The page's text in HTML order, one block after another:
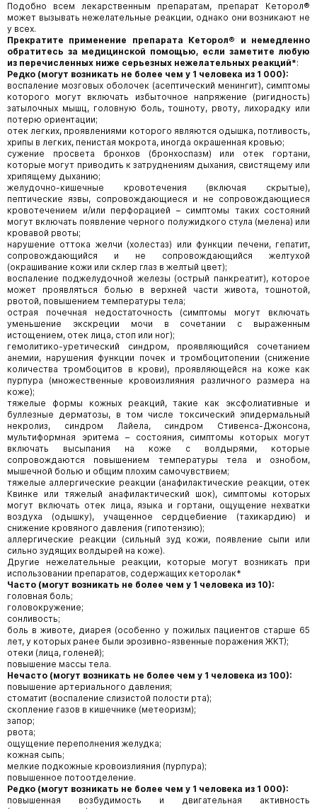
Подобно всем лекарственным препаратам, препарат Кеторол®
может вызывать нежелательные реакции, однако они возникают не
у всех.
Прекратите применение препарата Кеторол®
и немедленно
обратитесь за медицинской помощью, если заметите любую
из перечисленных ниже серьезных нежелательных реакций*:
Редко (могут возникать не более чем у 1 человека из 1 000):
воспаление мозговых оболочек (асептический менингит), симптомы
которого могут включать избыточное напряжение (ригидность)
затылочных мышц, головную боль, тошноту, рвоту, лихорадку или
потерю ориентации;
отек легких, проявлениями которого являются одышка, потливость,
хрипы в легких, пенистая мокрота, иногда окрашенная кровью;
сужение просвета бронхов (бронхоспазм) или отек гортани,
которые могут приводить к затруднениям дыхания, свистящему или
хрипящему дыханию;
желудочно-кишечные кровотечения (включая скрытые),
пептические язвы, сопровождающиеся и не сопровождающиеся
кровотечением и/или перфорацией – симптомы таких состояний
могут включать появление черного полужидкого стула (мелена) или
кровавой рвоты;
нарушение оттока желчи (холестаз) или функции печени, гепатит,
сопровождающийся и не сопровождающийся желтухой
(окрашивание кожи или склер глаз в желтый цвет);
воспаление поджелудочной железы (острый панкреатит), которое
может проявляться болью в верхней части живота, тошнотой,
рвотой, повышением температуры тела;
острая почечная недостаточность (симптомы могут включать
уменьшение экскреции мочи в сочетании с выраженным
истощением, отек лица, стоп или ног);
гемолитико-уретический синдром, проявляющийся сочетанием
анемии, нарушения функции почек и тромбоцитопении (снижение
количества тромбоцитов в крови), проявляющейся на коже как
пурпура (множественные кровоизлияния различного размера на
коже);
тяжелые формы кожных реакций, такие как эксфолиативные и
буллезные дерматозы, в том числе токсический эпидермальный
некролиз, синдром Лайела, синдром Стивенса-Джонсона,
мультиформная эритема – состояния, симптомы которых могут
включать высыпания на коже с волдырями, которые
сопровождаются повышением температуры тела и ознобом,
мышечной болью и общим плохим самочувствием;
тяжелые аллергические реакции (анафилактические реакции, отек
Квинке или тяжелый анафилактический шок), симптомы которых
могут включать отек лица, языка и гортани, ощущение нехватки
воздуха (одышку), учащенное сердцебиение (тахикардию) и
снижение кровяного давления (гипотензию);
аллергические реакции (сильный зуд кожи, появление сыпи или
сильно зудящих волдырей на коже).
Другие нежелательные реакции, которые могут возникать при
использовании препаратов, содержащих кеторолак*
Часто (могут возникать не более чем у 1 человека из 10):
головная боль;
головокружение;
сонливость;
боль в животе, диарея (особенно у пожилых пациентов старше 65
лет, у которых ранее были эрозивно-язвенные поражения ЖКТ);
отеки (лица, голеней);
повышение массы тела.
Нечасто (могут возникать не более чем у 1 человека из 100):
повышение артериального давления;
стоматит (воспаление слизистой полости рта);
скопление газов в кишечнике (метеоризм);
запор;
рвота;
ощущение переполнения желудка;
кожная сыпь;
мелкие подкожные кровоизлияния (пурпура);
повышенное потоотделение.
Редко (могут возникать не более чем у 1 человека из 1 000):
повышенная возбудимость и двигательная активность